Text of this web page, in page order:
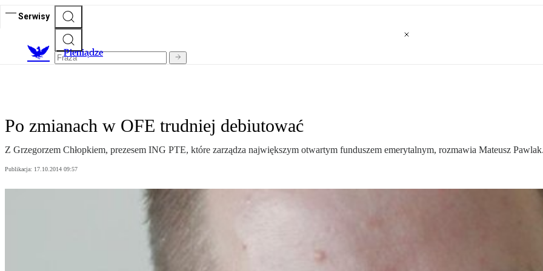
Serwisy
Pieniądze
Po zmianach w OFE trudniej debiutować
Z Grzegorzem Chłopkiem, prezesem ING PTE, które zarządza największym otwartym funduszem emerytalnym, rozmawia Mateusz
Publikacja: 17.10.2014 09:57